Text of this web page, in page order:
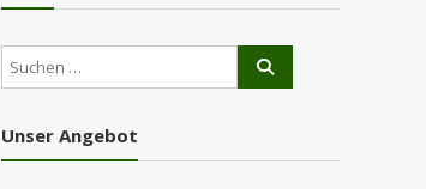
Unser Angebot